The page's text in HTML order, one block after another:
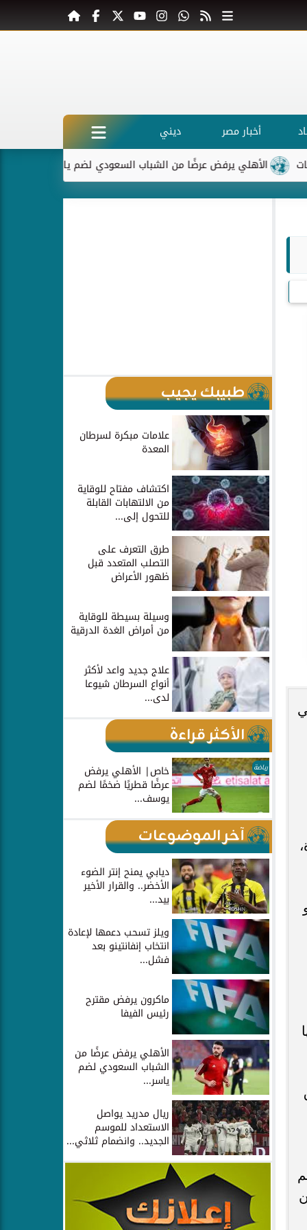
أخبار مصر
ديني
يرفض عرضًا من الشباب السعودي لضم ياسر إبراهيم
طبيبك يجيب
علامات مبكرة لسرطان
المعدة
اكتشاف مفتاح للوقاية
من الالتهابات القابلة
للتحول إلى...
طرق التعرف على
التصلب المتعدد قبل
ظهور الأعراض
وسيلة بسيطة للوقاية
من أمراض الغدة الدرقية
علاج جديد واعد لأكثر
أنواع السرطان شيوعا
لدى...
الأكثر قراءة
رياضة خاص| الأهلي يرفض
عرضًا قطريًا ضخمًا لضم
يوسف...
آخر الموضوعات
ديابي يمنح إنتر الضوء
الأخضر.. والقرار الأخير
بيد...
ويلز تسحب دعمها لإعادة
انتخاب إنفانتينو بعد
فشل...
ماكرون يرفض مقترح
رئيس الفيفا
الأهلي يرفض عرضًا من
الشباب السعودي لضم
ياسر...
ريال مدريد يواصل
الاستعداد للموسم
الجديد.. وانضمام ثلاثي...